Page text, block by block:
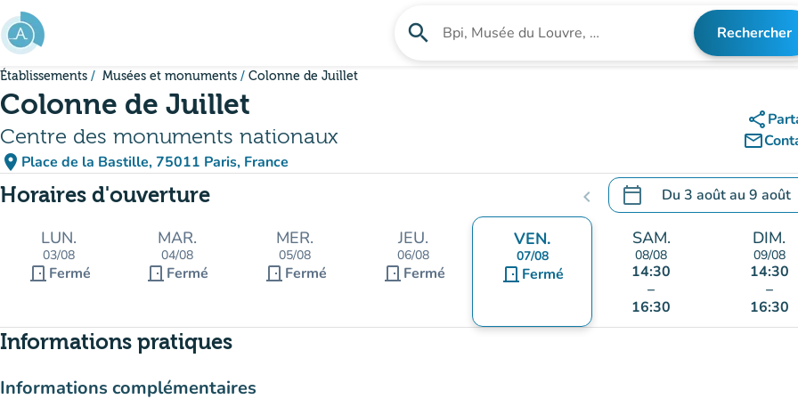
Aller au contenu principal
search Rechercher un établissement Rechercher
Établissements Musées et monuments Colonne de Juillet
Colonne de Juillet
Centre des monuments nationaux
place Place de la Bastille, 75011 Paris, France
(ouvrir dans Google Maps)
(nouvel onglet)
share
mail_outline
Horaires d'ouverture chevron_left calendar_today Du 3 aoûtau 9 août
.Ouvrir le calendrier pour
LUN.
03/08
door_front Fermé
MAR.
04/08
door_front Fermé
MER.
05/08
door_front Fermé
JEU.
06/08
door_front Fermé
VEN.
07/08
door_front Fermé
SAM.
08/08
14:30
–
16:30
DIM.
09/08
14:30
–
16:30
Informations pratiques
Informations complémentaires